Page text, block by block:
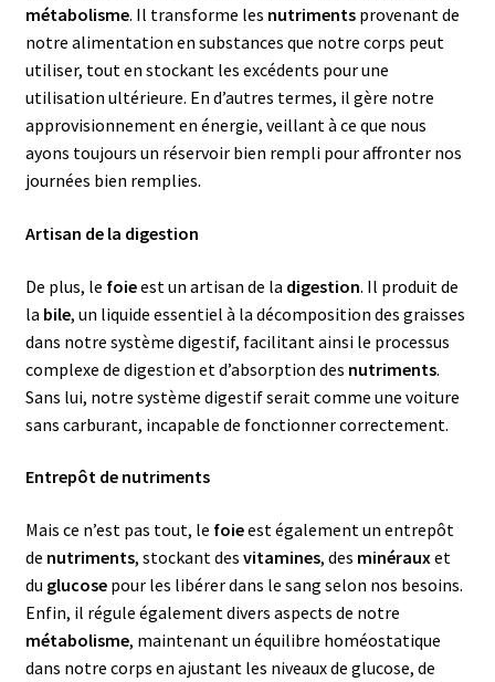
métabolisme. Il transforme les nutrimentsprovenant de
notre alimentation en substances que notre corps peut
utiliser, tout en stockant les excédents pour une
utilisation ultérieure. En d’autres termes, il gère notre
approvisionnement en énergie, veillant à ce que nous
ayons toujours un réservoir bien rempli pour affronter nos
journées bien remplies.
Artisan de la digestion
De plus, le foieest un artisan de la digestion. Il produit de
la bile, un liquide essentiel à la décomposition des graisses
dans notre système digestif, facilitant ainsi le processus
complexe de digestion et d’absorption des nutriments.
Sans lui, notre système digestif serait comme une voiture
sans carburant, incapable de fonctionner correctement.
Entrepôt de nutriments
Mais ce n’est pas tout, le foieest également un entrepôt
de nutriments, stockant des vitamines, des minéraux et
du glucosepour les libérer dans le sang selon nos besoins.
Enfin, il régule également divers aspects de notre
métabolisme, maintenant un équilibre homéostatique
dans notre corps en ajustant les niveaux de glucose, de